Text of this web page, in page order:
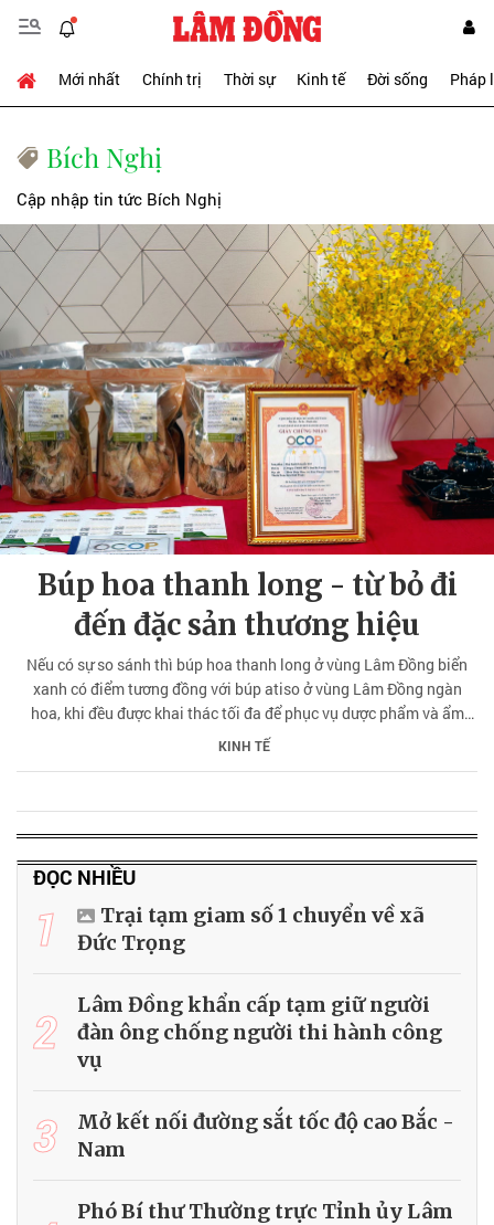
Mới nhất Chính trị Thời sự Kinh tế Đời sống Pháp
Bích Nghị
Cập nhập tin tức Bích Nghị
Búp hoa thanh long - từ bỏ đi
đến đặc sản thương hiệu
Nếu có sự so sánh thì búp hoa thanh long ở vùng Lâm Đồng biển
xanh có điểm tương đồng với búp atiso ở vùng Lâm Đồng ngàn
hoa, khi đều được khai thác tối đa để phục vụ dược phẩm và ẩm
thực, mang lại giá trị kinh tế cao.
KINH TẾ
ĐỌC NHIỀU
1
Trại tạm giam số 1 chuyển về xã
Đức Trọng
2
Lâm Đồng khẩn cấp tạm giữ người
đàn ông chống người thi hành công
vụ
3
Mở kết nối đường sắt tốc độ cao Bắc -
Nam
Phó Bí thư Thường trực Tỉnh ủy Lâm